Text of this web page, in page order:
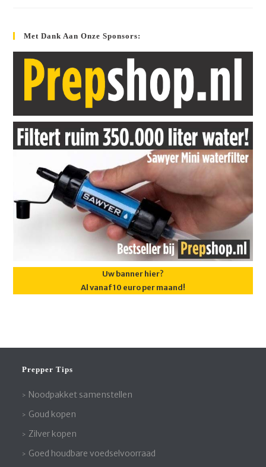
Met Dank Aan Onze Sponsors:
Uw banner hier?
Al vanaf 10 euro per maand!
Prepper Tips
Noodpakket samenstellen
Goud kopen
Zilver kopen
Goed houdbare voedselvoorraad